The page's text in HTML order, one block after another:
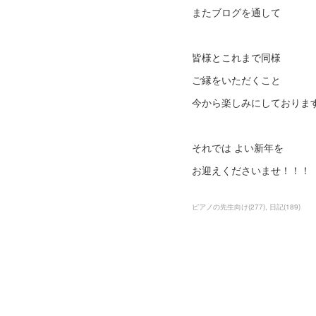
またブログを通して
皆様とこれまで同様
ご縁をいただくこと
今から楽しみにしておりま
それでは よい新年を
お迎えくださいませ！！！
ピアノの先生向け(277) 日記(189)